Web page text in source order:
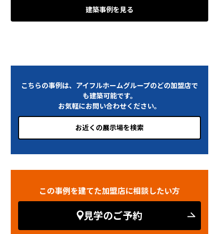
建築事例を見る
こちらの事例は、アイフルホームグループのどの加盟店で
も建築可能です。
お気軽にお問い合わせください。
お近くの展示場を検索
この事例を建てた加盟店に相談したい方
見学のご予約